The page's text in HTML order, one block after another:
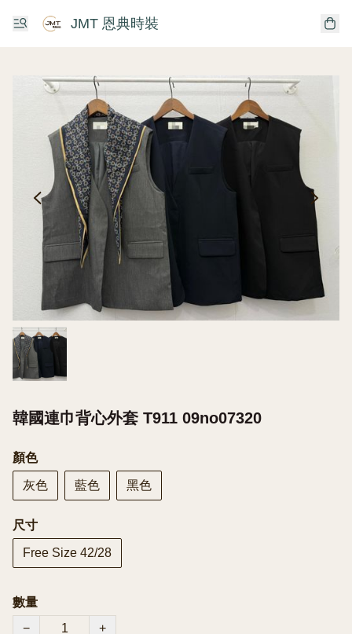
JMT 恩典時裝
韓國連巾背心外套 T911 09no07320
顏色
灰色 藍色 黑色
尺寸
Free Size 42/28
數量
−
+